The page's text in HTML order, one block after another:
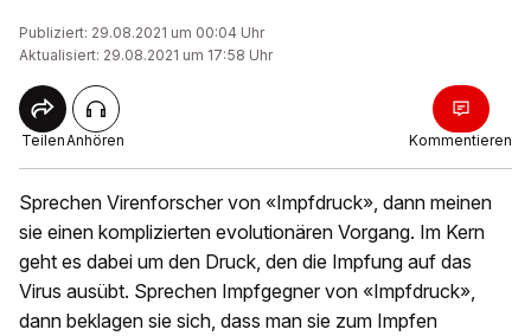
Publiziert: 29.08.2021 um 00:04 Uhr
Aktualisiert: 29.08.2021 um 17:58 Uhr
TeilenAnhören Kommentieren
Sprechen Virenforscher von «Impfdruck», dann meinen
sie einen komplizierten evolutionären Vorgang. Im Kern
geht es dabei um den Druck, den die Impfung auf das
Virus ausübt. Sprechen Impfgegner von «Impfdruck»,
dann beklagen sie sich, dass man sie zum Impfen